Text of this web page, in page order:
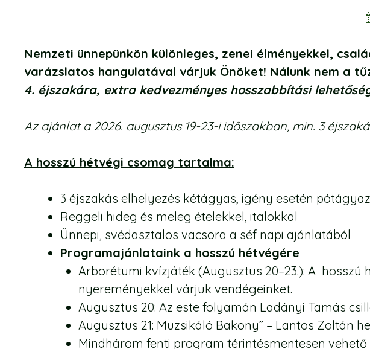
Nemzeti ünnepünkön különleges, zenei élményekkel,
varázslatos hangulatával várjuk Önöket! Nálunk nem a
4. éjszakára, extra kedvezményes hosszabbítási
Az ajánlat a 2026. augusztus 19-23-i időszakban, min. 3
A hosszú hétvégi csomag tartalma:
3 éjszakás elhelyezés kétágyas, igény esetén
Reggeli hideg és meleg ételekkel, italokkal
Ünnepi, svédasztalos vacsora a séf napi ajánlatából
Programajánlataink a hosszú hétvégére
Arborétumi kvízjáték (Augusztus 20–23.): A
nyereményekkel várjuk vendégeinket.
Augusztus 20: Az este folyamán Ladányi Tamás
Augusztus 21: Muzsikáló Bakony” – Lantos Zoltán
Mindhárom fenti program térintésmentesen vehető